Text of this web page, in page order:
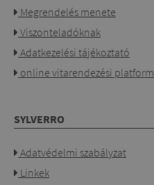
Megrendelés menete
Viszonteladóknak
Adatkezelési tájékoztató
online vitarendezési platform
SYLVERRO
Adatvédelmi szabályzat
Linkek